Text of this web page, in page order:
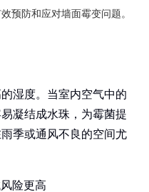
预防和应对墙面霉变问题。
湿度。当室内空气中的
凝结成水珠，为霉菌提
季或通风不良的空间尤
险更高